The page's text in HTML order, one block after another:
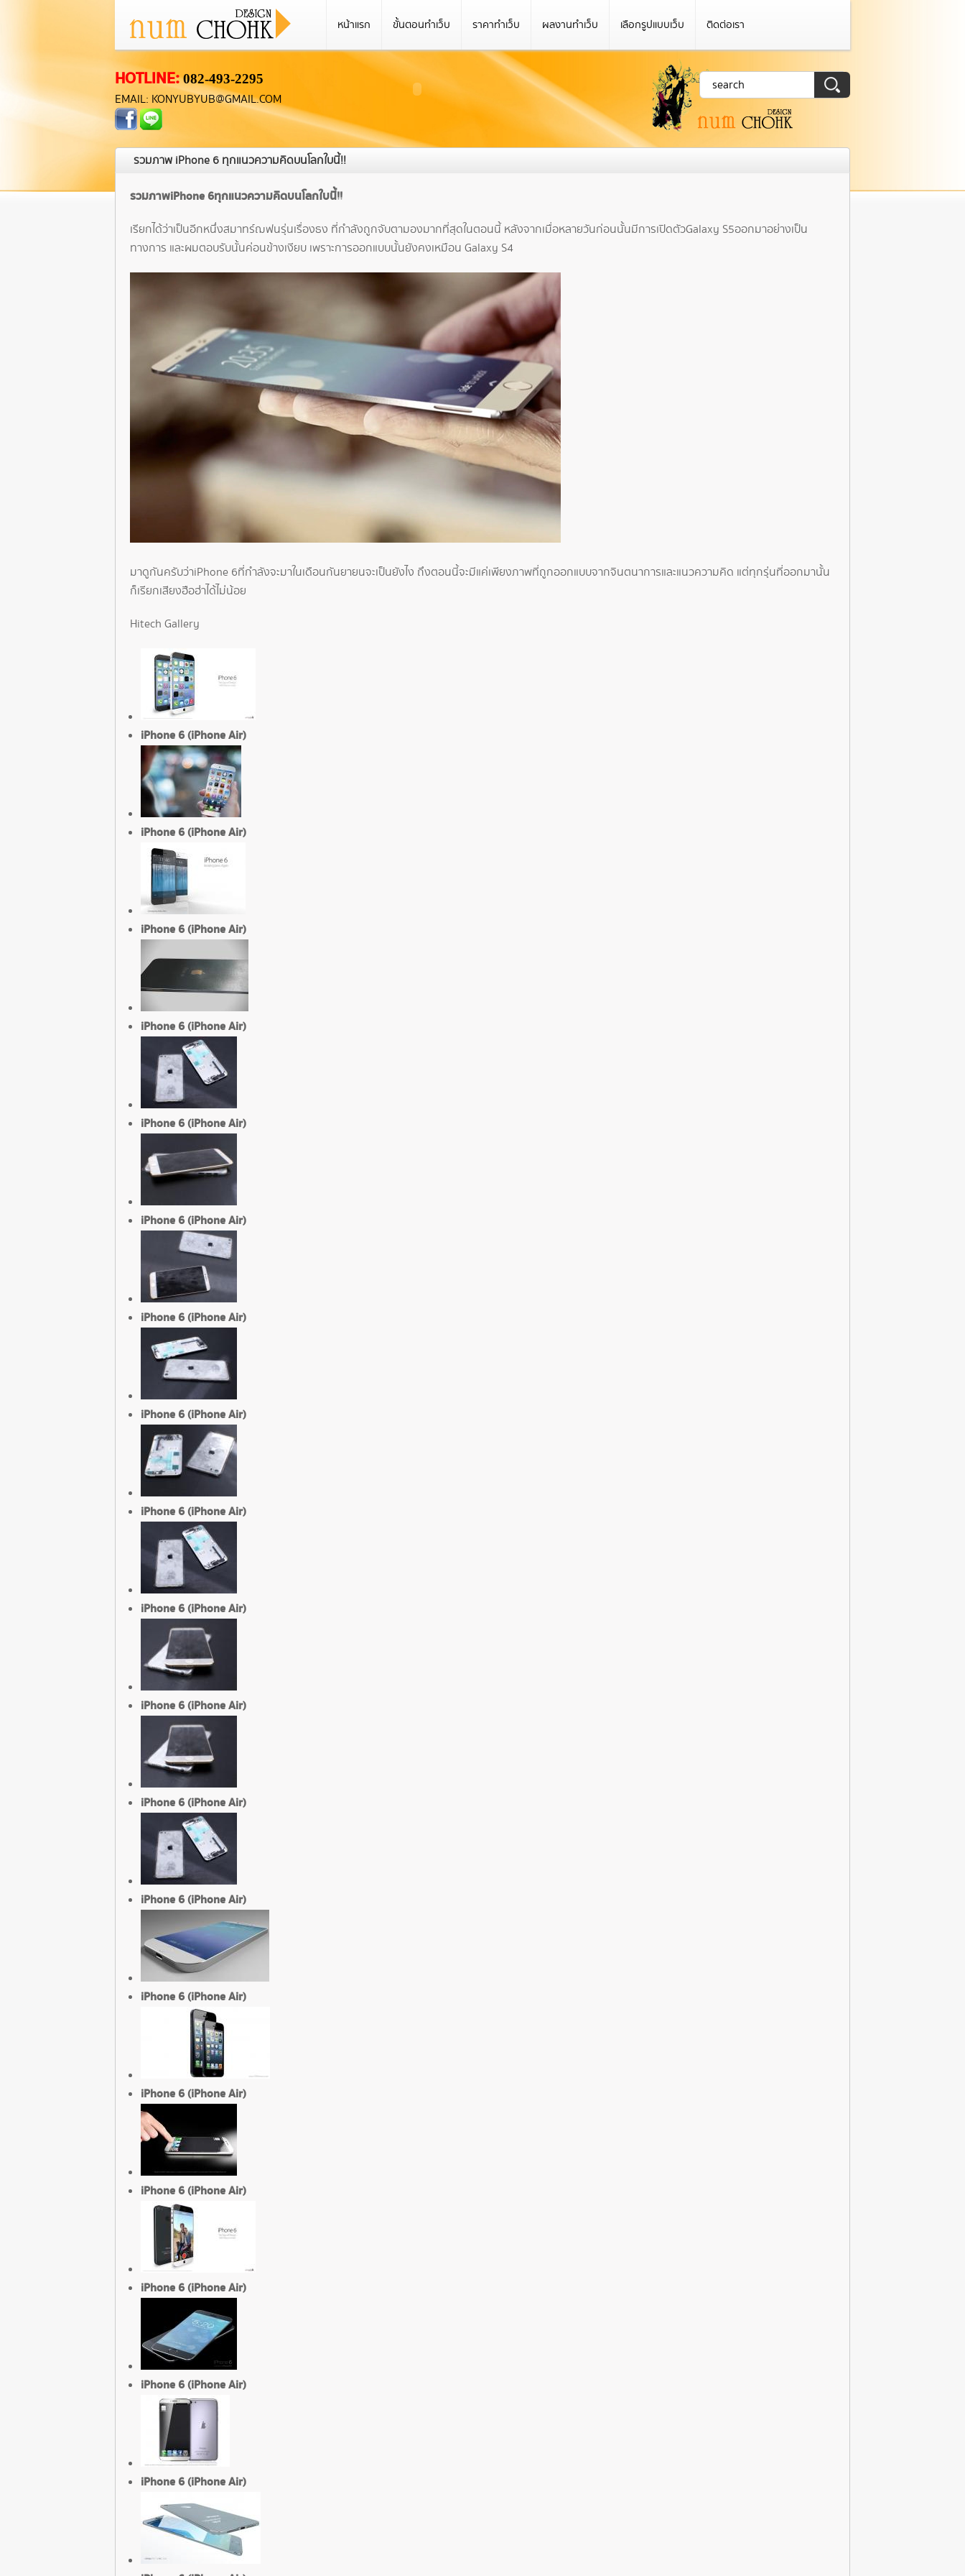
หน้าแรก ขั้นตอนทำเว็บ ราคาทำเว็บ ผลงานทำเว็บ เลือกรูปแบบเว็บ ติดต่อเรา
HOTLINE: 082-493-2295
EMAIL: KONYUBYUB@GMAIL.COM
รวมภาพ iPhone 6 ทุกแนวความคิดบนโลกใบนี้!!
รวมภาพ iPhone 6 ทุกแนวความคิดบนโลกใบนี้!!
เรียกได้ว่าเป็นอีกหนึ่งสมาทร์ฌฟนรุ่นเรื่องธง ที่กำลังถูกจับตามองมากที่สุดในตอนนี้ หลังจากเมื่อหลายวันก่อนนั้นมีการเปิดตัว Galaxy S5 ออกมาอย่างเป็น
ทางการ และผมตอบรับนั้นค่อนข้างเงียบ เพราะการออกแบบนั้นยังคงเหมือน Galaxy S4
มาดูกันครับว่า iPhone 6 ที่กำลังจะมาในเดือนกันยายนจะเป็นยังไง ถึงตอนนี้จะมีแค่เพียงภาพที่ถูกออกแบบจากจินตนาการและแนวความคิด แต่ทุกรุ่นที่ออกมานั้น
ก็เรียกเสียงฮือฮ่าได้ไม่น้อย
Hitech Gallery
iPhone 6 (iPhone Air)
iPhone 6 (iPhone Air)
iPhone 6 (iPhone Air)
iPhone 6 (iPhone Air)
iPhone 6 (iPhone Air)
iPhone 6 (iPhone Air)
iPhone 6 (iPhone Air)
iPhone 6 (iPhone Air)
iPhone 6 (iPhone Air)
iPhone 6 (iPhone Air)
iPhone 6 (iPhone Air)
iPhone 6 (iPhone Air)
iPhone 6 (iPhone Air)
iPhone 6 (iPhone Air)
iPhone 6 (iPhone Air)
iPhone 6 (iPhone Air)
iPhone 6 (iPhone Air)
iPhone 6 (iPhone Air)
iPhone 6 (iPhone Air)